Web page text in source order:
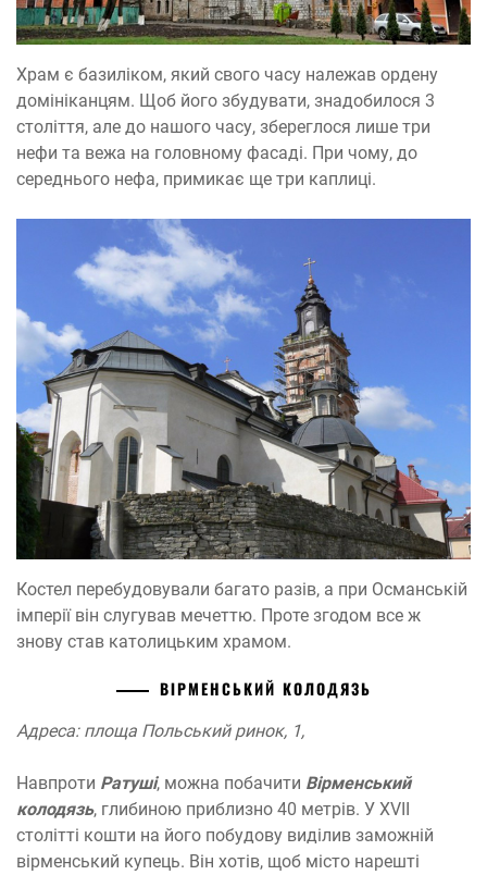
Храм є базиліком, який свого часу належав ордену
домініканцям. Щоб його збудувати, знадобилося 3
століття, але до нашого часу, збереглося лише три
нефи та вежа на головному фасаді. При чому, до
середнього нефа, примикає ще три каплиці.
Костел перебудовували багато разів, а при Османській
імперії він слугував мечеттю. Проте згодом все ж
знову став католицьким храмом.
ВІРМЕНСЬКИЙ КОЛОДЯЗЬ
Адреса: площа Польський ринок, 1,
Навпроти Ратуші, можна побачити Вірменський
колодязь, глибиною приблизно 40 метрів. У XVII
столітті кошти на його побудову виділив заможній
вірменський купець. Він хотів, щоб місто нарешті